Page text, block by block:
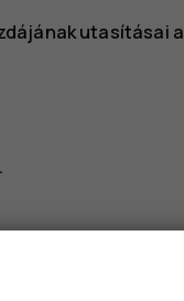
utasításai